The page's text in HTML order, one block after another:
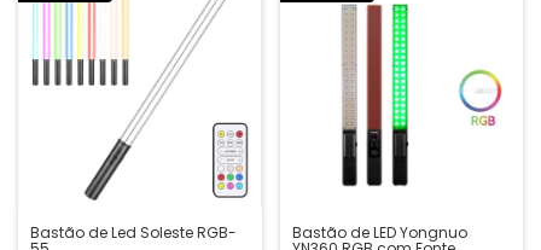
Bastão de Led Soleste RGB- Bastão de LED Yongnuo